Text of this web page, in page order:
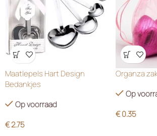
Wensenlijst
Maatlepels Hart Design
Bedankjes
Op voorraad
€2.75
Organza
Op
€0.35